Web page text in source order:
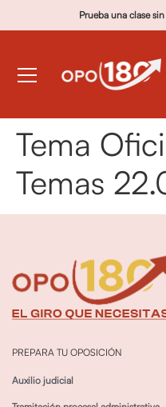
Prueba una clase
Tema
Temas
PREPARA TU OPOSICIÓN
Auxilio judicial